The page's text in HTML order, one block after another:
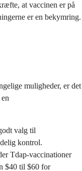
at vaccinen er på
er en bekymring.
muligheder, er det
valg til
kontrol.
Tdap-vaccinationer
$40 til $60 for